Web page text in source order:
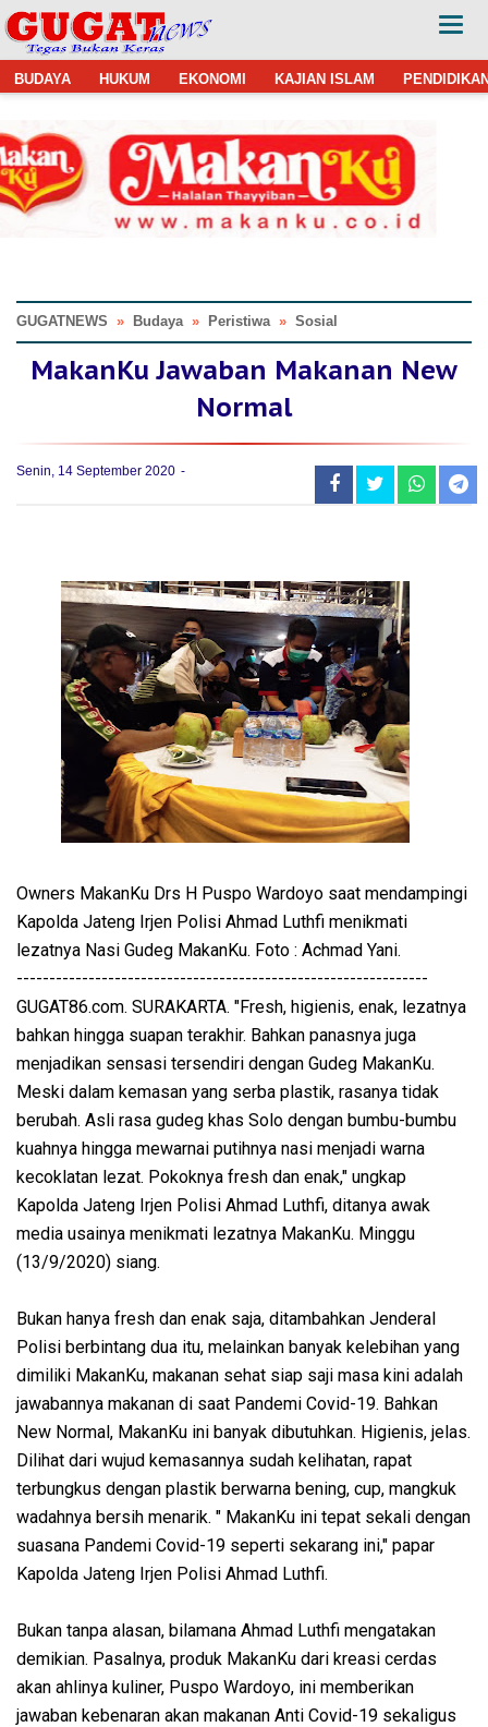
BUDAYA HUKUM EKONOMI KAJIAN ISLAM
GUGATNEWS » Budaya » Peristiwa » Sosial
MakanKu Jawaban Makanan New
Normal
Senin, 14 September 2020
Owners MakanKu Drs H Puspo Wardoyo saat mendampingi
Kapolda Jateng Irjen Polisi Ahmad Luthfi menikmati
lezatnya Nasi Gudeg MakanKu. Foto : Achmad Yani.
---------------------------------------------------------------
GUGAT86.com. SURAKARTA. "Fresh, higienis, enak, lezatnya
bahkan hingga suapan terakhir. Bahkan panasnya juga
menjadikan sensasi tersendiri dengan Gudeg MakanKu.
Meski dalam kemasan yang serba plastik, rasanya tidak
berubah. Asli rasa gudeg khas Solo dengan bumbu-bumbu
kuahnya hingga mewarnai putihnya nasi menjadi warna
kecoklatan lezat. Pokoknya fresh dan enak," ungkap
Kapolda Jateng Irjen Polisi Ahmad Luthfi, ditanya awak
media usainya menikmati lezatnya MakanKu. Minggu
(13/9/2020) siang.
Bukan hanya fresh dan enak saja, ditambahkan Jenderal
Polisi berbintang dua itu, melainkan banyak kelebihan yang
dimiliki MakanKu, makanan sehat siap saji masa kini adalah
jawabannya makanan di saat Pandemi Covid-19. Bahkan
New Normal, MakanKu ini banyak dibutuhkan. Higienis, jelas.
Dilihat dari wujud kemasannya sudah kelihatan, rapat
terbungkus dengan plastik berwarna bening, cup, mangkuk
wadahnya bersih menarik. " MakanKu ini tepat sekali dengan
suasana Pandemi Covid-19 seperti sekarang ini," papar
Kapolda Jateng Irjen Polisi Ahmad Luthfi.
Bukan tanpa alasan, bilamana Ahmad Luthfi mengatakan
demikian. Pasalnya, produk MakanKu dari kreasi cerdas
akan ahlinya kuliner, Puspo Wardoyo, ini memberikan
jawaban kebenaran akan makanan Anti Covid-19 sekaligus